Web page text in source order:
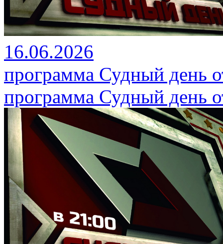
16.06.2026
программа Судный день
программа Судный день